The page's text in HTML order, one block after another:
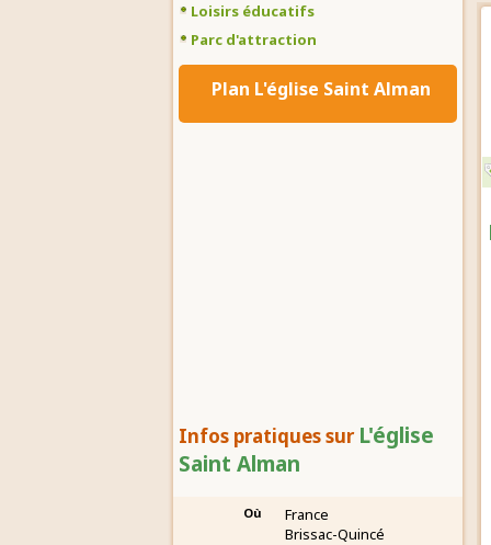
Loisirs éducatifs
Parc d'attraction
Plan L'église Saint Alman
Infos pratiques sur L'église
Saint Alman
Où
France
Brissac-Quincé